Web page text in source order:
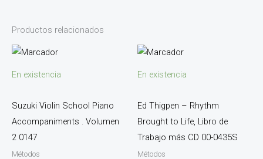
Productos relacionados
En existencia
Suzuki Violin School Piano
Accompaniments . Volumen
2 0147
Métodos
En existencia
Ed Thigpen – Rhythm
Brought to Life, Libro de
Trabajo más CD 00-0435S
Métodos